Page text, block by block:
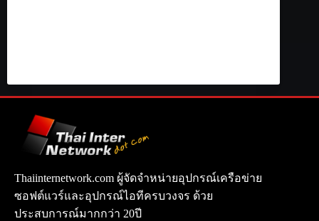
Thaiinternetwork.com ผู้จัดจำหน่ายอุปกรณ์เครือข่าย
ซอฟต์แวร์และอุปกรณ์ไอทีครบวงจร ด้วย
ประสบการณ์มากกว่า 20ปี